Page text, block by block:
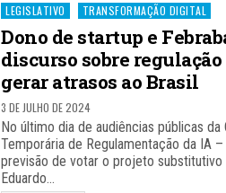
Posted
in
LEGISLATIVO TRANSFORMAÇÃO DIGITAL
Dono de startup e
discurso sobre regulação
gerar atrasos ao Brasil
3 DE JULHO DE 2024
No último dia de audiências públicas da
Temporária de Regulamentação da IA
previsão de votar o projeto substitutivo
Eduardo…